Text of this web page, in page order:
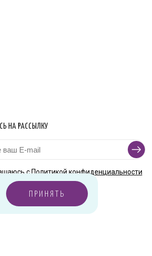
НА РАССЫЛКУ
сПолитикой конфиденциальности
ПРИНЯТЬ